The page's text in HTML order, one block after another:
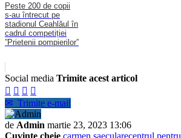
Peste 200 de copii
s-au întrecut pe
stadionul Ceahlăul în
cadrul competiției
”Prietenii pompierilor”
Social media Trimite acest articol
   
✉ Trimite e-mail
de Admin martie 23, 2023 13:06
Cuvinte cheie carmen saecularecentrul pentru